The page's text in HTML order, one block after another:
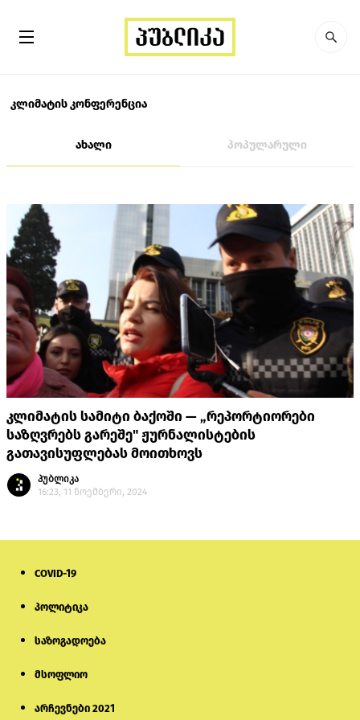
კლიმატის კონფერენცია
ახალი პოპულარული
კლიმატის სამიტი ბაქოში — „რეპორტიორები
საზღვრებს გარეშე" ჟურნალისტების
გათავისუფლებას მოითხოვს
პუბლიკა
16:23, 11 ნოემბერი, 2024
COVID-19
პოლიტიკა
საზოგადოება
მსოფლიო
არჩევნები 2021